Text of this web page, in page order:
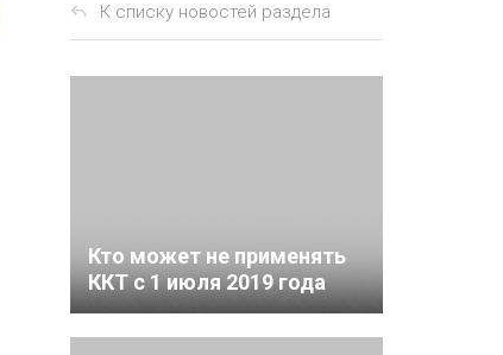
К списку новостей раздела
Кто может не применять
ККТ с 1 июля 2019 года